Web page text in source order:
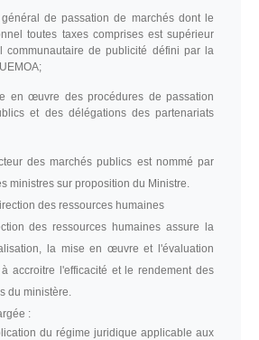
de passation de marchés dont le
toutes taxes comprises est supérieur
communautaire de publicité défini par la
en œuvre des procédures de passation
et des délégations des partenariats
des marchés publics est nommé par
ministres sur proposition du Ministre.
des ressources humaines
des ressources humaines assure la
la mise en œuvre et l'évaluation
accroitre l'efficacité et le rendement des
du ministère.
:
du régime juridique applicable aux